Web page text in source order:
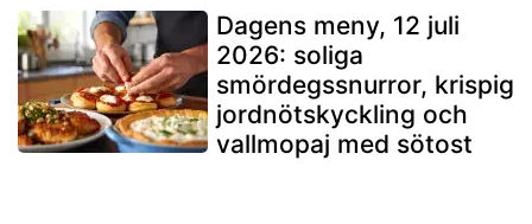
Dagens meny, 12 juli
2026: soliga
smördegssnurror, krispig
jordnötskyckling och
vallmopaj med sötost